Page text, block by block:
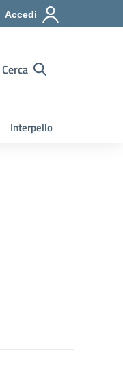
Accedi
Cerca
Interpello